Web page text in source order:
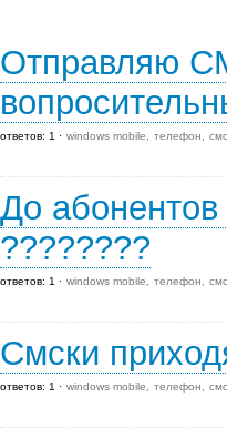
Отправляю
ответов: 1 windows mobile телефон смс
До
????????
ответов: 1 windows mobile телефон смс
Смски
ответов: 1 windows mobile телефон смс